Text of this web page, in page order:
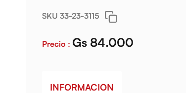
SKU 33-23-3115
Precio : Gs 84.000
INFORMACION